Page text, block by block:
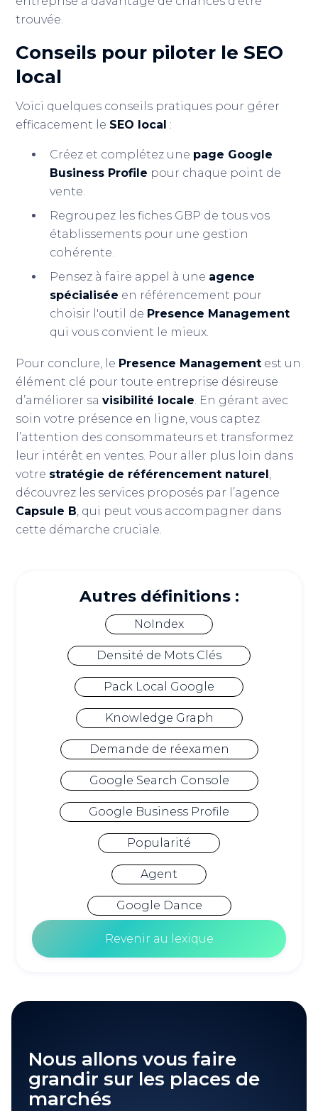
trouvée.
Conseils pour piloter leSEO
local
Voici quelques conseils pratiques pour gérer
efficacement le SEO local :
Créez et complétez une page Google
Business Profile pour chaque point de
vente.
Regroupez les fiches GBP de tous vos
établissements pour une gestion
cohérente.
Pensez à faire appel à une agence
spécialisée en référencement pour
choisir l'outil de Presence Management
qui vous convient le mieux.
Pour conclure, le Presence Management est un
élément clé pour toute entreprise désireuse
d’améliorer savisibilité locale. En gérant avec
soin votre présence en ligne, vous captez
l’attention des consommateurs et transformez
leur intérêt en ventes. Pour aller plus loin dans
votre stratégie de référencement naturel,
découvrez les services proposés par l’agence
Capsule B, qui peut vous accompagner dans
cette démarche cruciale.
Autres définitions :
NoIndex
Densité de Mots Clés
Pack Local Google
Knowledge Graph
Demande de réexamen
Google Search Console
Google Business Profile
Popularité
Agent
Google Dance
Revenir au lexique
Nous allons vous faire
grandir sur les places de
marchés